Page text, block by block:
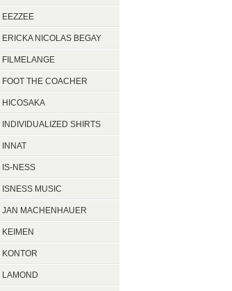
EEZZEE
ERICKA NICOLAS BEGAY
FILMELANGE
FOOT THE COACHER
HICOSAKA
INDIVIDUALIZED SHIRTS
INNAT
IS-NESS
ISNESS MUSIC
JAN MACHENHAUER
KEIMEN
KONTOR
LAMOND